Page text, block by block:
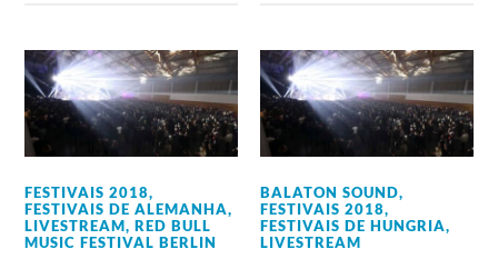
FESTIVAIS 2018,
FESTIVAIS DE ALEMANHA,
LIVESTREAM,RED BULL
MUSIC FESTIVAL BERLIN
BALATON SOUND,
FESTIVAIS 2018,
FESTIVAIS DE HUNGRIA,
LIVESTREAM